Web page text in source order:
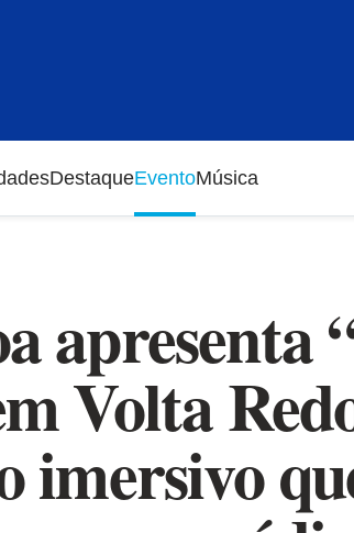
DestaqueEventoMúsica
apresenta
Volta
imersivo